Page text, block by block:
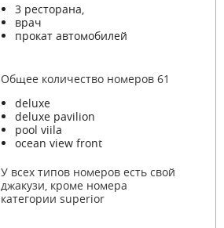
3 ресторана,
врач
прокат автомобилей
Общее количество номеров 61
deluxe
deluxe pavilion
pool viila
ocean view front
У всех типов номеров есть свой
джакузи, кроме номера
категории superior